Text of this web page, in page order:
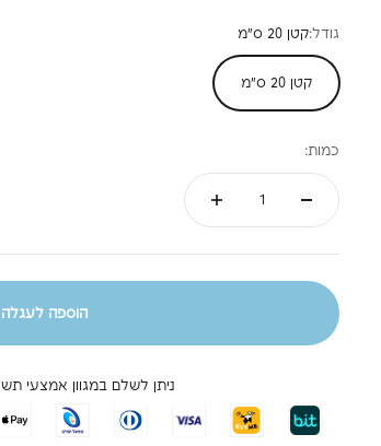
גודל:קטן 20 ס"מ
קטן 20 ס"מ
כמות:
הוספה לעגלה
ניתן לשלם במגוון אמצעי